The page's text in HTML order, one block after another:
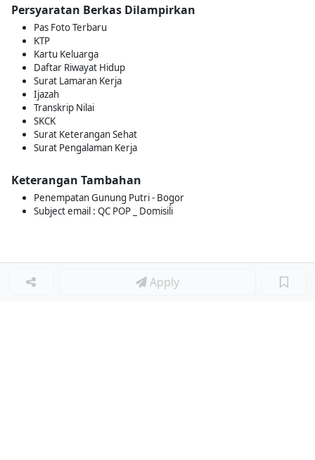
Persyaratan Berkas Dilampirkan
Pas Foto Terbaru
KTP
Kartu Keluarga
Daftar Riwayat Hidup
Surat Lamaran Kerja
Ijazah
Transkrip Nilai
SKCK
Surat Keterangan Sehat
Surat Pengalaman Kerja
Keterangan Tambahan
Penempatan Gunung Putri - Bogor
Subject email : QC POP _ Domisiĺi
Apply